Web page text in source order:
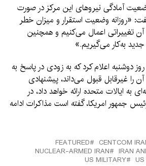
آمادگی نیروهای این مرکز در صورت
«روزانه وضعیت استقرار و میزان خطر
تغییراتی اعمال می‌کنیم و همچنین
به‌کار می‌گیریم.»
دوشنبه اعلام کرد که به زودی در پاسخ به
آن را غیرقابل قبول می‌داند، پیشنهادی
به ایالات متحده ارائه خواهد داد، در
جمهور امریکا، گفته است مذاکرات ادامه
CENTCOM
FEATURED
IRAN
NUCLEAR-ARMED IRAN
US MILITARY